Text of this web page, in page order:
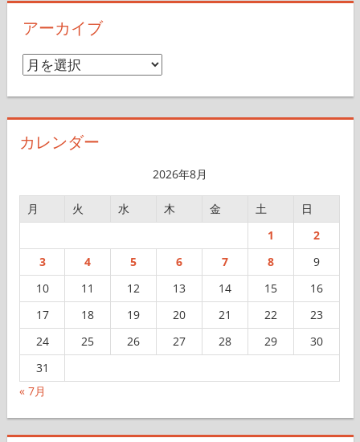
アーカイブ
ア
イ
カレンダー
2026年8月
月 火 水 木 金 土
日
1
2
3
4 5 6 7 8
9
10
11 12 13 14 15
16
17
18 19 20 21 22
23
24
25 26 27 28 29
30
31
« 7月